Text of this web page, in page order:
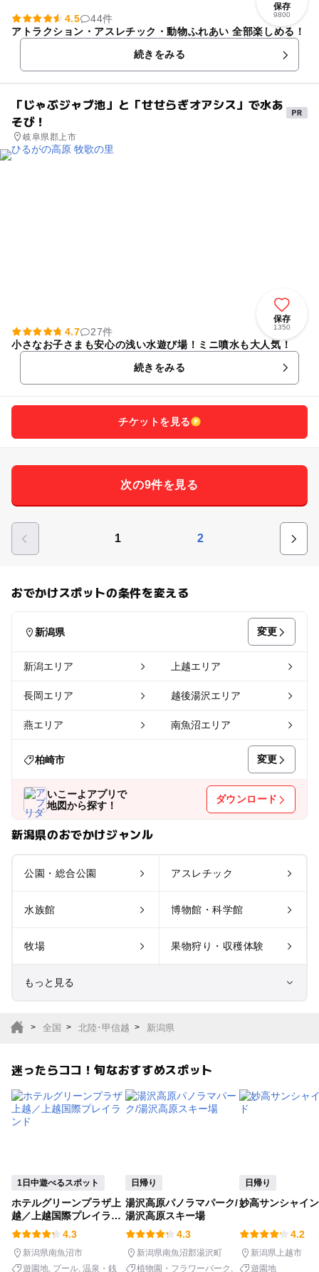
保存
9800
4.5
44件
アトラクション・アスレチック・動物ふれあい 全部楽しめる！
続きをみる
「じゃぶジャブ池」と「せせらぎオアシス」で水あ
そび！
岐阜県郡上市
保存
1350
4.7
27件
小さなお子さまも安心の浅い水遊び場！ミニ噴水も大人気！
続きをみる
チケットを見る
次の9件を見る
1 2
おでかけスポットの条件を変える
新潟県 変更
新潟エリア 上越エリア
長岡エリア 越後湯沢エリア
燕エリア 南魚沼エリア
柏崎市 変更
いこーよアプリで
地図から探す！
ダウンロード
新潟県のおでかけジャンル
公園・総合公園 アスレチック
水族館 博物館・科学館
牧場 果物狩り・収穫体験
もっと見る
サファリパーク
植物園・フラワーパー
ク
釣り
いちご狩り 農業体験
潮干狩り 社会見学
全国 北陸･甲信越 新潟県
迷ったらココ！旬なおすすめスポット
1日中遊べるスポット
ホテルグリーンプラザ上
越／上越国際プレイラン
ド
4.3
新潟県南魚沼市
遊園地 プール 温泉・銭
日帰り
湯沢高原パノラマパーク/
湯沢高原スキー場
4.3
新潟県南魚沼郡湯沢町
植物園・フラワーパーク
日帰り
妙高サンシャイ
4.2
新潟県上越市
遊園地